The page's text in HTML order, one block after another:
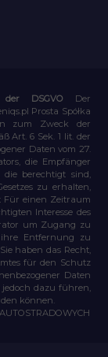
der DSGVO
Der
Prosta Spółka
zum Zweck der
Art. 6 Sek. 1 lit. der
Daten vom 27.
die Empfänger
berechtigt sind,
zu erhalten,
Für einen Zeitraum
Interesse des
um Zugang zu
ihre Entfernung zu
haben das Recht,
für den Schutz
Daten
dazu führen,
können.